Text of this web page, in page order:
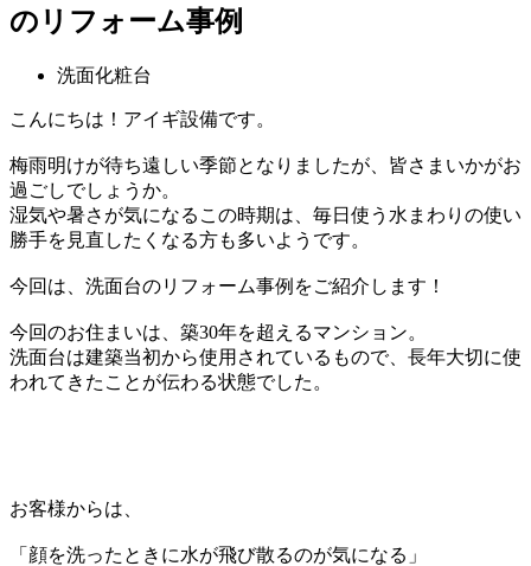
のリフォーム事例
洗面化粧台
こんにちは！アイギ設備です。
梅雨明けが待ち遠しい季節となりましたが、皆さまいかがお
過ごしでしょうか。
湿気や暑さが気になるこの時期は、毎日使う水まわりの使い
勝手を見直したくなる方も多いようです。
今回は、洗面台のリフォーム事例をご紹介します！
今回のお住まいは、築30年を超えるマンション。
洗面台は建築当初から使用されているもので、長年大切に使
われてきたことが伝わる状態でした。
お客様からは、
「顔を洗ったときに水が飛び散るのが気になる」